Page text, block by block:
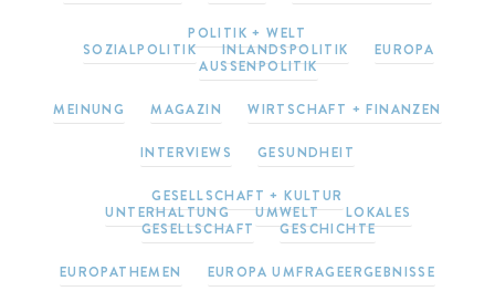
POLITIK + WELT
SOZIALPOLITIK
INLANDSPOLITIK
EUROPA
AUSSENPOLITIK
MEINUNG MAGAZIN WIRTSCHAFT + FINANZEN
INTERVIEWS GESUNDHEIT
GESELLSCHAFT + KULTUR
UNTERHALTUNG
UMWELT
LOKALES
GESELLSCHAFT
GESCHICHTE
EUROPATHEMEN EUROPA UMFRAGEERGEBNISSE